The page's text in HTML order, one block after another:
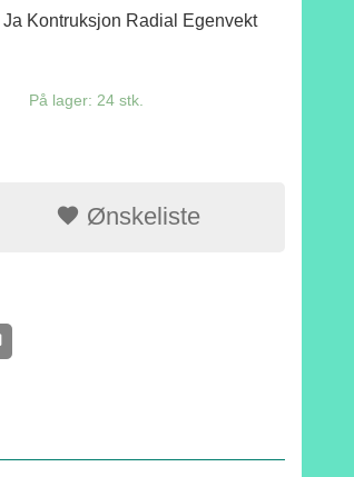
Kontruksjon Radial Egenvekt
På lager: 24 stk.
Ønskeliste